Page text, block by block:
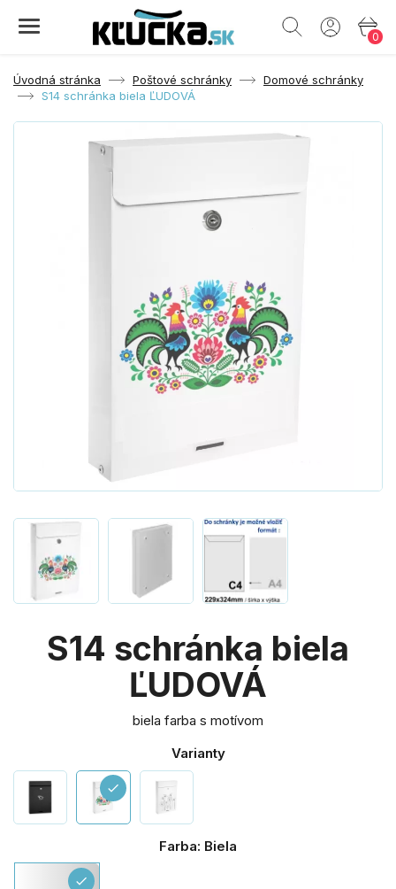
0
Úvodná stránka Poštové schránky
Domové schránky
S14 schránka biela ĽUDOVÁ
S14 schránka biela
ĽUDOVÁ
biela farba s motívom
Varianty
check
Farba: Biela
Biela
check